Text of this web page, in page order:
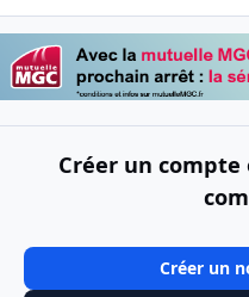
Créer un
Créer un